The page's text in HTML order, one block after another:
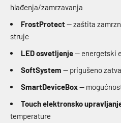
hlađenja/zamrzavanja
FrostProtect— zaštita
struje
LED osvetljenje— energetski
SoftSystem — prigušeno
SmartDeviceBox—
Touch elektronsko
temperature